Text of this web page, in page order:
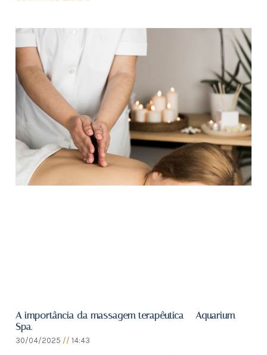
A importância da massagem terapêutica – Aquarium
Spa.
30/04/2025 14:43